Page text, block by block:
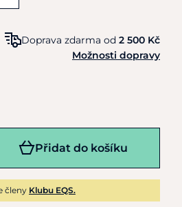
Doprava zdarma od 2 500 Kč
Možnosti dopravy
Přidat do košíku
členy Klubu EQS.